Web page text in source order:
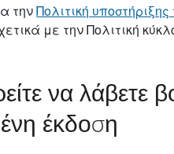
τηνΠολιτική υποστήριξης
με την Πολιτική
να λάβετε
έκδοση